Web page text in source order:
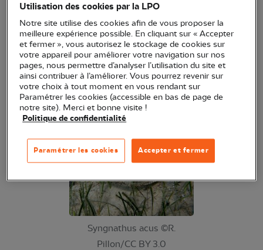
thème des animaux sous-lagunaires, plantes,
laisses d'étangs et oiseaux qui vivent sur notre
littoral.
Animation proposée par la LPO Occitanie, membre
du CPIE Bassin de Thau, en partenariat avec
l'Office de tourisme Archipel de Thau
Syngnathus acus ©R.
Pillon/CC BY 3.0
Utilisation des cookies par la LPO
Notre site utilise des cookies afin de vous proposer la
meilleure expérience possible. En cliquant sur « Accepter
et fermer », vous autorisez le stockage de cookies sur
votre appareil pour améliorer votre navigation sur nos
pages, nous permettre d’analyser l’utilisation du site et
ainsi contribuer à l’améliorer. Vous pourrez revenir sur
votre choix à tout moment en vous rendant sur
Paramétrer les cookies (accessible en bas de page de
notre site). Merci et bonne visite !
Politique de confidentialité
Accepter et fermer
Paramétrer les cookies